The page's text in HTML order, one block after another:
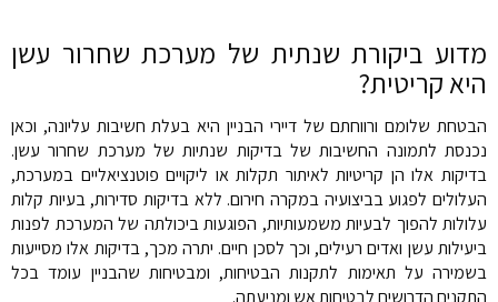
מדוע ביקורת שנתית של מערכת שחרור עשן
היא קריטית?
הבטחת שלומם ורווחתם של דיירי הבניין היא בעלת חשיבות עליונה, וכאן
נכנסת לתמונה החשיבות של בדיקות שנתיות של מערכת שחרור עשן.
בדיקות אלו הן קריטיות לאיתור תקלות או ליקויים פוטנציאליים במערכת,
העלולים לפגוע בביצועיה במקרה חירום. ללא בדיקות סדירות, בעיות קלות
עלולות להפוך לבעיות משמעותיות, הפוגעות ביכולתה של המערכת לפנות
ביעילות עשן ואדים רעילים, וכך לסכן חיים. יתרה מכך, בדיקות אלו מסייעות
בשמירה על תאימות לתקנות הבטיחות, ומבטיחות שהבניין עומד בכל
התקנים הדרושים לבטיחות אש ומניעתה.